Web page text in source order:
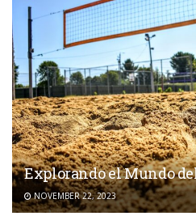
Explorando el Mundo
NOVEMBER 22, 2023